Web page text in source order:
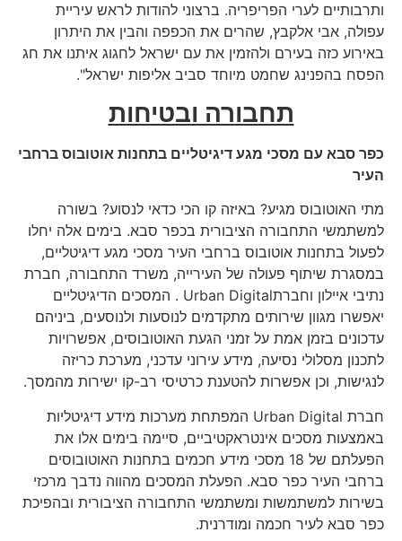
ותרבותיים לערי הפריפריה. ברצוני להודות לראש עיריית
עפולה, אבי אלקבץ, שהרים את הכפפה והבין את היתרון
באירוע כזה בעירם ולהזמין את עם ישראל לחגוג איתנו את חג
הפסח בהפנינג שחמט מיוחד סביב אליפות ישראל".
תחבורה ובטיחות
כפר סבא עם מסכי מגע דיגיטליים בתחנות אוטובוס ברחבי
העיר
מתי האוטובוס מגיע? באיזה קו הכי כדאי לנסוע? בשורה
למשתמשי התחבורה הציבורית בכפר סבא. בימים אלה יחלו
לפעול בתחנות אוטובוס ברחבי העיר מסכי מגע דיגיטליים,
במסגרת שיתוף פעולה של העירייה, משרד התחבורה, חברת
נתיבי איילון וחברתUrban Digital . המסכים הדיגיטליים
יאפשרו מגוון שירותים מתקדמים לנוסעות ולנוסעים, ביניהם
עדכונים בזמן אמת על זמני הגעת האוטובוסים, אפשרויות
לתכנון מסלולי נסיעה, מידע עירוני עדכני, מערכת כריזה
לנגישות, וכן אפשרות להטענת כרטיסי רב-קו ישירות מהמסך.
חברת Urban Digital המפתחת מערכות מידע דיגיטליות
באמצעות מסכים אינטראקטיביים, סיימה בימים אלו את
הפעלתם של 18 מסכי מידע חכמים בתחנות האוטובוסים
ברחבי העיר כפר סבא. הפעלת המסכים מהווה נדבך מרכזי
בשירות למשתמשות ומשתמשי התחבורה הציבורית ובהפיכת
כפר סבא לעיר חכמה ומודרנית.